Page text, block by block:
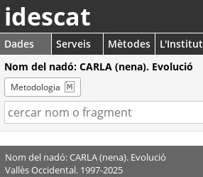
idescat
Dades Serveis Mètodes
L'Institut
Nom del nadó: CARLA (nena). Evolució
Metodologia
Nom del nadó: CARLA (nena). Evolució
Vallès Occidental. 1997-2025